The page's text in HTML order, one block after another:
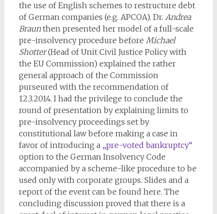
the use of English schemes to restructure debt
of German companies (e.g. APCOA). Dr. Andrea
Braunthen presented her model of a full-scale
pre-insolvency procedure before Michael
Shotter(Head of Unit Civil Justice Policy with
the EU Commission) explained the rather
general approach of the Commission
purseured with the recommendation of
12.3.2014. I had the privilege to conclude the
round of presentation by explaining limits to
pre-insolvency proceedings set by
constitutional law before making a case in
favor of introducing a „pre-voted bankruptcy“
option to the German Insolvency Code
accompanied by a scheme-like procedure to be
used only with corporate groups. Slides and a
report of the event can be found here. The
concluding discussion proved that there is a